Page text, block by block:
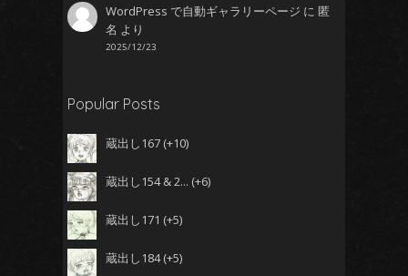
WordPress で自動ギャラリーページ に匿
名 より
2025/12/23
Popular Posts
蔵出し167 +10
蔵出し154 & 2... +6
蔵出し171 +5
蔵出し184 +5